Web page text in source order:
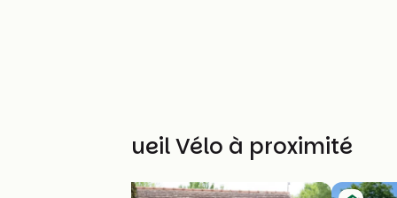
Autres Accueil Vélo à proximité